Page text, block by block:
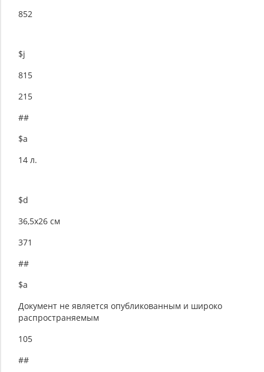
852
$j
815
215
##
$a
14 л.
$d
36,5х26 см
371
##
$a
Документ не является опубликованным и широко
распространяемым
105
##